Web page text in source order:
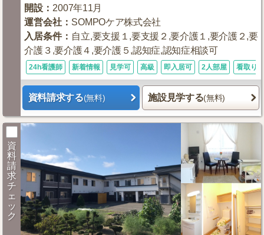
開設 ： 2007年11月
運営会社 ： SOMPOケア株式会社
入居条件： 自立,要支援１,要支援２,要介護１,要介護２,要
介護３,要介護４,要介護５,認知症,認知症相談可
24h看護師 新着情報 見学可 高級 即入居可 2人部屋 看取り可
資料請求する(無料) 施設見学する(無料)
資
料
請
求
チ
ェ
ッ
ク